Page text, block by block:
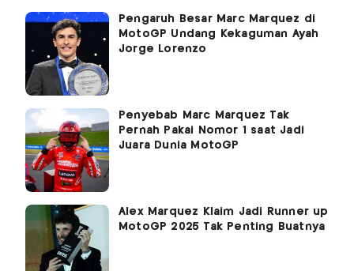
Pengaruh Besar Marc Marquez di
MotoGP Undang Kekaguman Ayah
Jorge Lorenzo
Penyebab Marc Marquez Tak
Pernah Pakai Nomor 1 saat Jadi
Juara Dunia MotoGP
Alex Marquez Klaim Jadi Runner up
MotoGP 2025 Tak Penting Buatnya